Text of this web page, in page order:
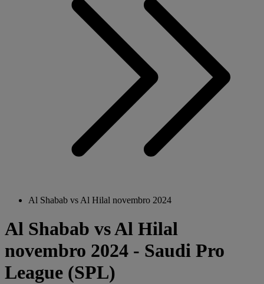
Al Shabab vs Al Hilal novembro 2024
Al Shabab vs Al Hilal
novembro 2024 - Saudi Pro
League (SPL)